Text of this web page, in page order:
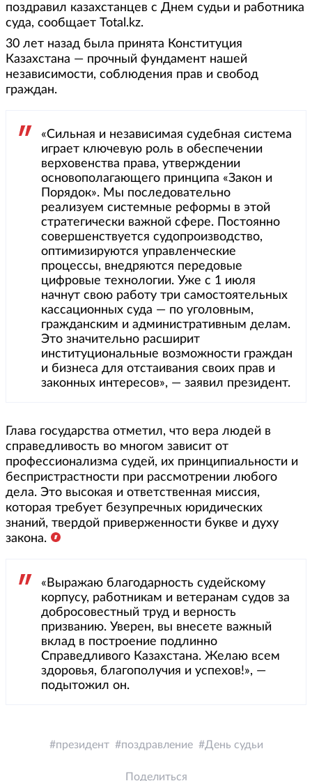
поздравил казахстанцев с Днем судьи и работника
суда, сообщает Total.kz.
30 лет назад была принята Конституция
Казахстана — прочный фундамент нашей
независимости, соблюдения прав и свобод
граждан.
«Сильная и независимая судебная система
играет ключевую роль в обеспечении
верховенства права, утверждении
основополагающего принципа «Закон и
Порядок». Мы последовательно
реализуем системные реформы в этой
стратегически важной сфере. Постоянно
совершенствуется судопроизводство,
оптимизируются управленческие
процессы, внедряются передовые
цифровые технологии. Уже с 1 июля
начнут свою работу три самостоятельных
кассационных суда — по уголовным,
гражданским и административным делам.
Это значительно расширит
институциональные возможности граждан
и бизнеса для отстаивания своих прав и
законных интересов», — заявил президент.
Глава государства отметил, что вера людей в
справедливость во многом зависит от
профессионализма судей, их принципиальности и
беспристрастности при рассмотрении любого
дела. Это высокая и ответственная миссия,
которая требует безупречных юридических
знаний, твердой приверженности букве и духу
закона.
«Выражаю благодарность судейскому
корпусу, работникам и ветеранам судов за
добросовестный труд и верность
призванию. Уверен, вы внесете важный
вклад в построение подлинно
Справедливого Казахстана. Желаю всем
здоровья, благополучия и успехов!», —
подытожил он.
президент поздравление День судьи
Поделиться